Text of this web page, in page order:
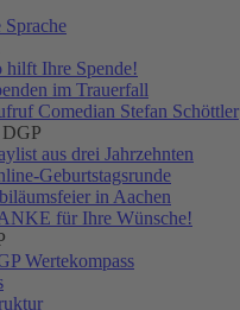
Sprache
hilft Ihre Spende!
im Trauerfall
Comedian Stefan Schöttler
DGP
aus drei Jahrzehnten
Geburtstagsrunde
in Aachen
für Ihre Wünsche!
Wertekompass